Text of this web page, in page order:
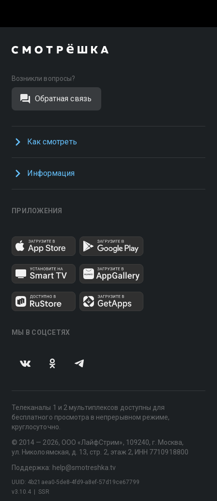
Возникли вопросы?
Обратная связь
Как смотреть
Информация
ПРИЛОЖЕНИЯ
МЫ В СОЦСЕТЯХ
Телеканалы 1 и 2 мультиплексов доступны для
бесплатного просмотра в непрерывном режиме,
круглосуточно.
© 2014 — 2026, ООО «ЛайфСтрим», 109240, г. Москва,
ул. Николоямская, д. 13, стр. 2, этаж 2, ИНН 7710918800
Поддержка: help@smotreshka.tv
v3.10.4 SSR
UUID: 4b21aea0-5de8-4fd9-a8ef-57d19ce67799